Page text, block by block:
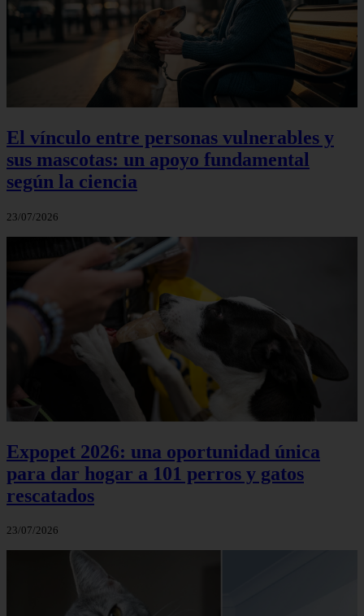
El vínculo entre personas vulnerables y
sus mascotas: un apoyo fundamental
según la ciencia
23/07/2026
Expopet 2026: una oportunidad única
para dar hogar a 101 perros y gatos
rescatados
23/07/2026